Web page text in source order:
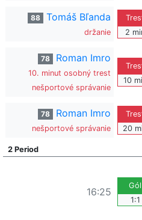
88 Tomáš Bľanda
držanie
2
78 Roman Imro
10. minut osobný trest
nešportové správanie
10
78 Roman Imro
nešportové správanie
20
2 Period
16:25
Gól
1:1